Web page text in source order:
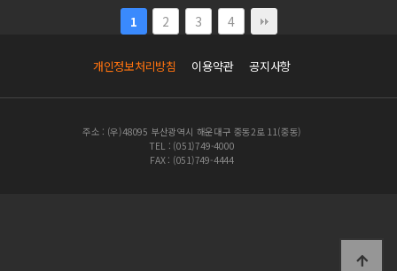
1 2 3 4
개인정보처리방침 이용약관 공지사항
주소 : (우)48095 부산광역시 해운대구 중동2로 11(중동)
TEL : (051)749-4000
FAX : (051)749-4444